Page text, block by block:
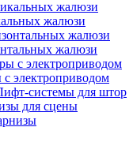
жалюзи
жалюзи
электроприводом
системы для штор
для сцены